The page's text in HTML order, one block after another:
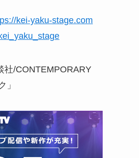
kei-yaku-stage.com
社/CONTEMPORARY
」